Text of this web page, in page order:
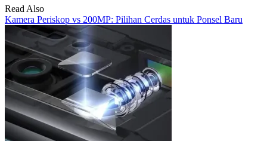
Read Also
Kamera Periskop vs 200MP: Pilihan Cerdas untuk Ponsel Baru